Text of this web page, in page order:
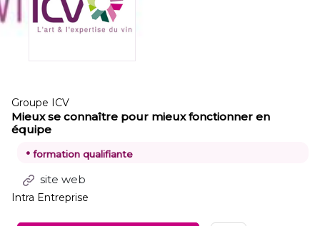
Groupe ICV
Mieux se connaître pour mieux fonctionner en
équipe
• formation qualifiante
site web
Intra Entreprise